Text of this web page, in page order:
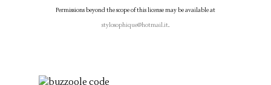
Permissions beyond the scope of this license may be available at
stylosophique@hotmail.it.